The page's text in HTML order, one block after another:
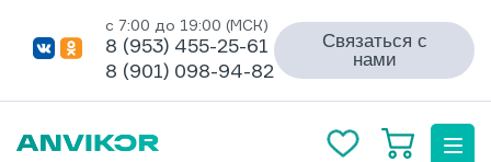
с 7:00 до 19:00 (МСК)
8 (953) 455-25-61
8 (901) 098-94-82
Связаться с
нами